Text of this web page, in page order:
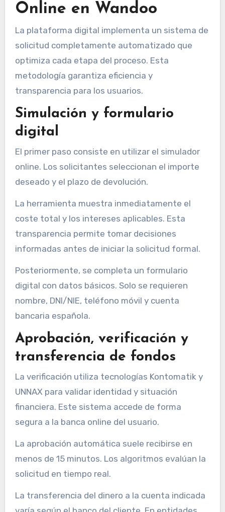
Online en Wandoo
La plataforma digital implementa un sistema de
solicitud completamente automatizado que
optimiza cada etapa del proceso. Esta
metodología garantiza eficiencia y
transparencia para los usuarios.
Simulación y formulario
digital
El primer paso consiste en utilizar el simulador
online. Los solicitantes seleccionan el importe
deseado y el plazo de devolución.
La herramienta muestra inmediatamente el
coste total y los intereses aplicables. Esta
transparencia permite tomar decisiones
informadas antes de iniciar la solicitud formal.
Posteriormente, se completa un formulario
digital con datos básicos. Solo se requieren
nombre, DNI/NIE, teléfono móvil y cuenta
bancaria española.
Aprobación, verificación y
transferencia de fondos
La verificación utiliza tecnologías Kontomatik y
UNNAX para validar identidad y situación
financiera. Este sistema accede de forma
segura a la banca online del usuario.
La aprobación automática suele recibirse en
menos de 15 minutos. Los algoritmos evalúan la
solicitud en tiempo real.
La transferencia del dinero a la cuenta indicada